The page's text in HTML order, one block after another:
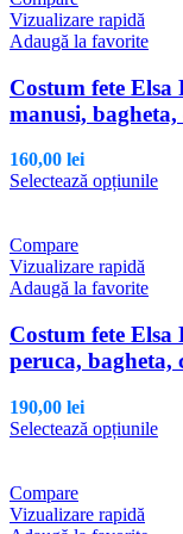
pot
fi
Vizualizare rapidă
Adaugă la favorite
Costum fete Elsa
manusi,
160,00 lei
Selectează opțiunile
pot
Compare
Vizualizare rapidă
Adaugă la favorite
Costum fete Elsa
peruca, bagheta,
190,00 lei
Selectează opțiunile
Compare
Vizualizare rapidă